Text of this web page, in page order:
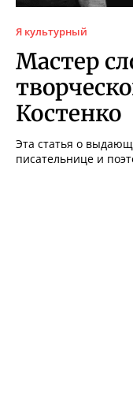
Я культурный
Мастер
Костенко
Эта статья о
писательнице и